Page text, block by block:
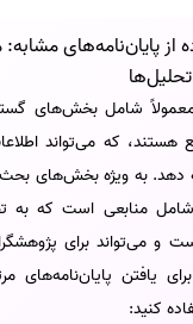
از پایان‌نامه‌های
معمولاً شامل بخش‌های
هستند، که می‌تواند
دهد. به ویژه بخش‌های
شامل منابعی است که به
و می‌تواند برای
یافتن پایان‌نامه‌های
کنید: